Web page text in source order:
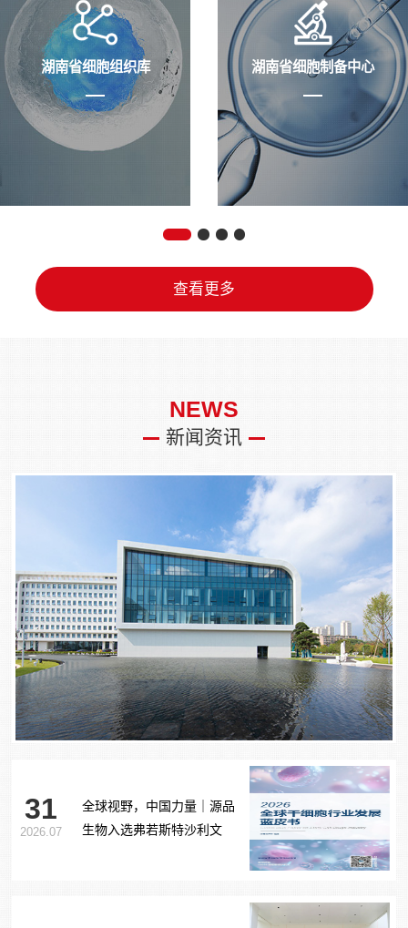
湖南省细胞组织库 湖南省细胞制备中心
查看更多
NEWS
新闻资讯
31
2026.07
全球视野，中国力量｜源品
生物入选弗若斯特沙利文